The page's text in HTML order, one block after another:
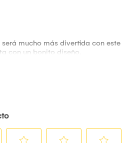
mucho más divertida con este
con un bonito diseño.